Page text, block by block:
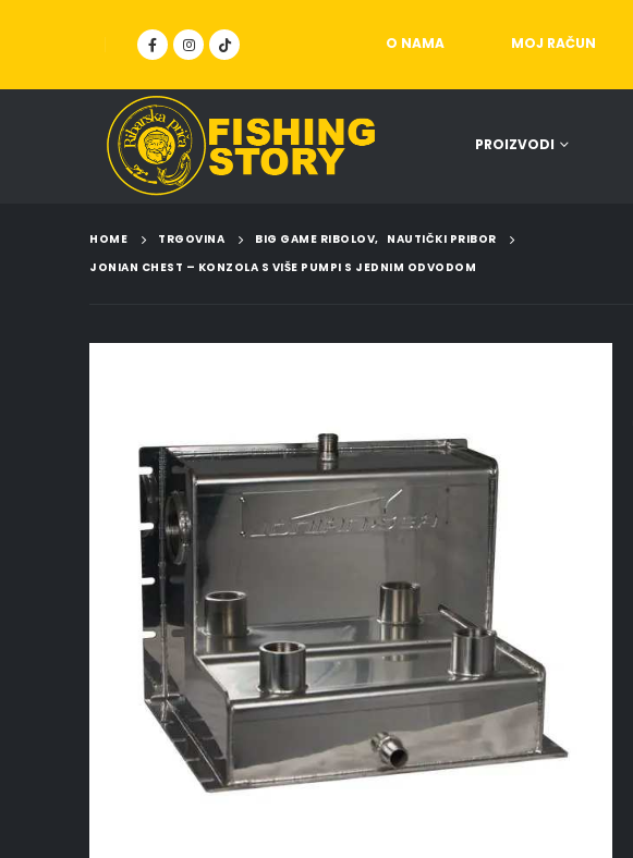
O NAMA MOJ RAČUN
PROIZVODI
HOME TRGOVINA BIG GAME RIBOLOV, NAUTIČKI PRIBOR
JONIAN CHEST – KONZOLA S VIŠE PUMPI S JEDNIM ODVODOM